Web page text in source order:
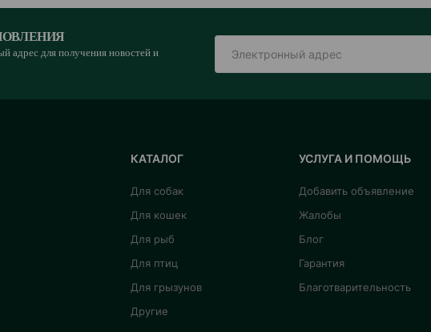
адрес для получения новостей и
КАТАЛОГ
Для собак
Для кошек
Для рыб
Для птиц
Для грызунов
Другие
УСЛУГА И ПОМОЩЬ
Добавить объявление
Жалобы
Блог
Гарантия
Благотварительность